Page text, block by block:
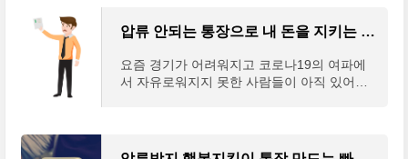
압류 안되는 통장으로 내 돈을 지키는 방법
요즘 경기가 어려워지고 코로나19의 여파에
서 자유로워지지 못한 사람들이 아직 있어서